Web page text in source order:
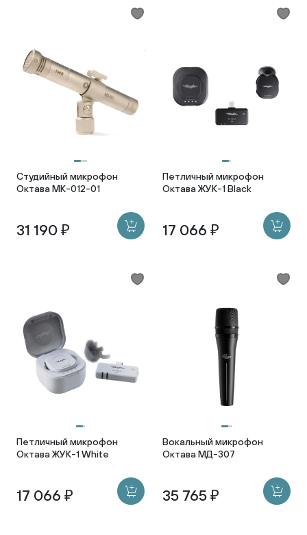
Студийный микрофон
Октава МК-012-01
31 190 ₽
Петличный микрофон
Октава ЖУК-1 Black
17 066 ₽
Петличный микрофон
Октава ЖУК-1 White
17 066 ₽
Вокальный микрофон
Октава МД-307
35 765 ₽